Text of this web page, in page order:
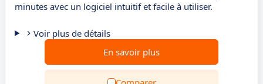
minutes avec un logiciel intuitif et facile à utiliser.
Voir plus de détails
En savoir plus